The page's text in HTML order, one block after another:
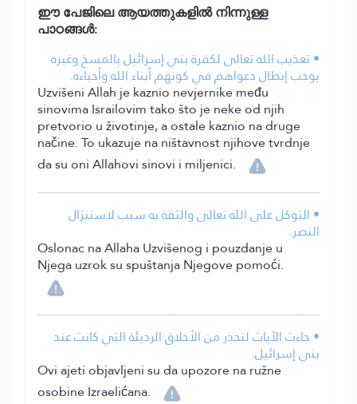
ഈ പേജിലെ ആയത്തുകളിൽ നിന്നുള്ള
പാഠങ്ങൾ:
• تعذيب الله تعالى لكفرة بني إسرائيل بالمسخ وغيره
يوجب إبطال دعواهم في كونهم أبناء الله وأحباءه.
Uzvišeni Allah je kaznio nevjernike među
sinovima Israilovim tako što je neke od njih
pretvorio u životinje, a ostale kaznio na druge
načine. To ukazuje na ništavnost njihove tvrdnje
da su oni Allahovi sinovi i miljenici.
• التوكل على الله تعالى والثقة به سبب لاستنزال
النصر.
Oslonac na Allaha Uzvišenog i pouzdanje u
Njega uzrok su spuštanja Njegove pomoći.
• جاءت الآيات لتحذر من الأخلاق الرديئة التي كانت عند
بني إسرائيل.
Ovi ajeti objavljeni su da upozore na ružne
osobine Izraelićana.